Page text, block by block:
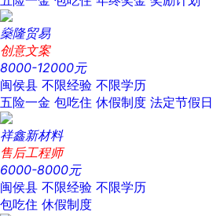
燊隆贸易
创意文案
8000-12000元
闽侯县 不限经验 不限学历
五险一金 包吃住 休假制度 法定节假日
祥鑫新材料
售后工程师
6000-8000元
闽侯县 不限经验 不限学历
包吃住 休假制度